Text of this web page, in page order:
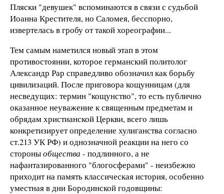
Пляски "девушек" вспоминаются в связи с судьбой
Иоанна Крестителя, но Саломея, бесспорно,
извертелась в гробу от такой хореографии...
Тем самым наметился новый этап в этом
противостоянии, которое германский политолог
Александр Рар справедливо обозначил как борьбу
цивилизаций. После приговора кощунницам (для
несведущих: термин "кощунство", то есть публично
оказанное неуважение к священным предметам и
обрядам христианской Церкви, всего лишь
конкретизирует определение хулиганства согласно
ст.213 УК РФ) и однозначной реакции на него со
стороныобщества - подлинного, а не
нафантазированного "блогосферами" - неизбежно
приходит на память классическая история, особенно
уместная в дни Бородинской годовщины: